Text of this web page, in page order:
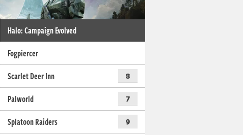
Halo: Campaign Evolved
Fogpiercer
Scarlet Deer Inn
8
Palworld 7
Splatoon Raiders 9